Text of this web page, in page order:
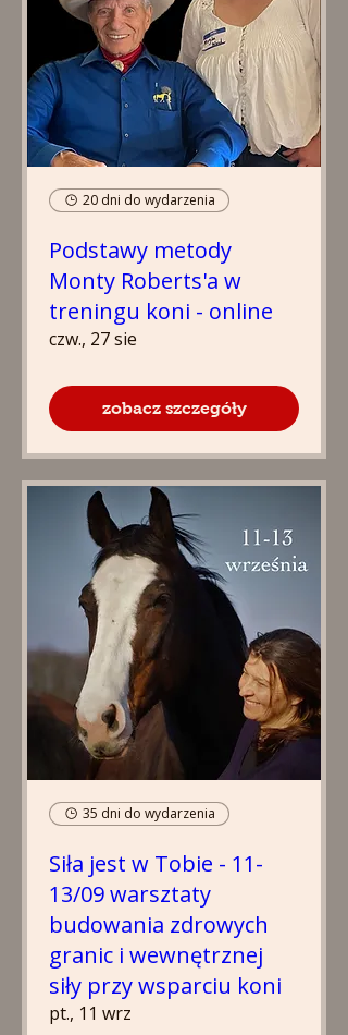
20 dni do wydarzenia
Podstawy metody
Monty Roberts'a w
treningu koni - online
czw., 27 sie
zobacz szczegóły
35 dni do wydarzenia
Siła jest w Tobie - 11-
13/09 warsztaty
budowania zdrowych
granic i wewnętrznej
siły przy wsparciu koni
pt., 11 wrz